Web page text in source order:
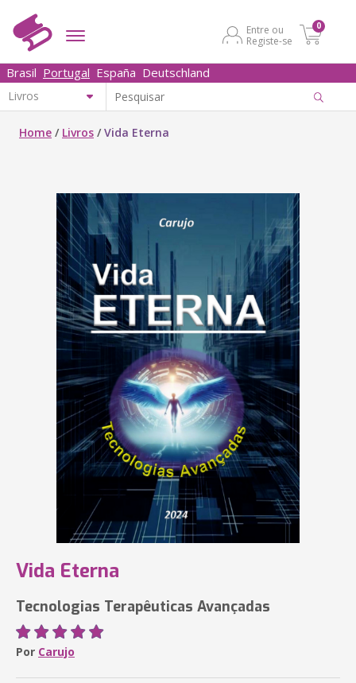
Entre ou
Registe-se
0
Brasil Portugal España Deutschland
Home / Livros /Vida Eterna
Vida Eterna
Tecnologias Terapêuticas Avançadas
Por Carujo